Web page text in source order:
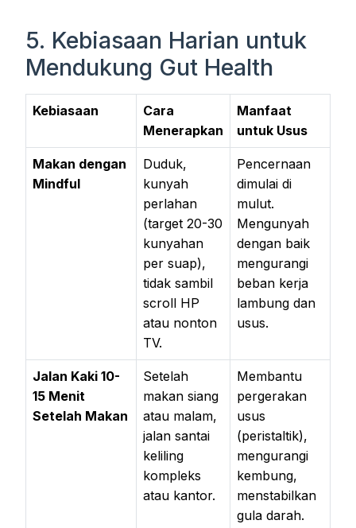
5. Kebiasaan Harian untuk
Mendukung Gut Health
Kebiasaan
Cara
Menerapkan
Manfaat
untuk Usus
Makan dengan
Mindful
Duduk,
kunyah
perlahan
(target 20-30
kunyahan
per suap),
tidak sambil
scroll HP
atau nonton
TV.
Pencernaan
dimulai di
mulut.
Mengunyah
dengan baik
mengurangi
beban kerja
lambung dan
usus.
Jalan Kaki 10-
15 Menit
Setelah Makan
Setelah
makan siang
atau malam,
jalan santai
keliling
kompleks
atau kantor.
Membantu
pergerakan
usus
(peristaltik),
mengurangi
kembung,
menstabilkan
gula darah.